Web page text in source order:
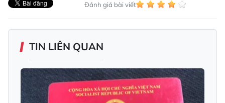
Đánh giá bài viết
TIN LIÊN QUAN